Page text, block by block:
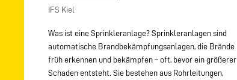
IFS Kiel
Was ist eine Sprinkleranlage? Sprinkleranlagen sind
automatische Brandbekämpfungsanlagen, die Brände
früh erkennen und bekämpfen – oft, bevor ein größerer
Schaden entsteht. Sie bestehen aus Rohrleitungen,